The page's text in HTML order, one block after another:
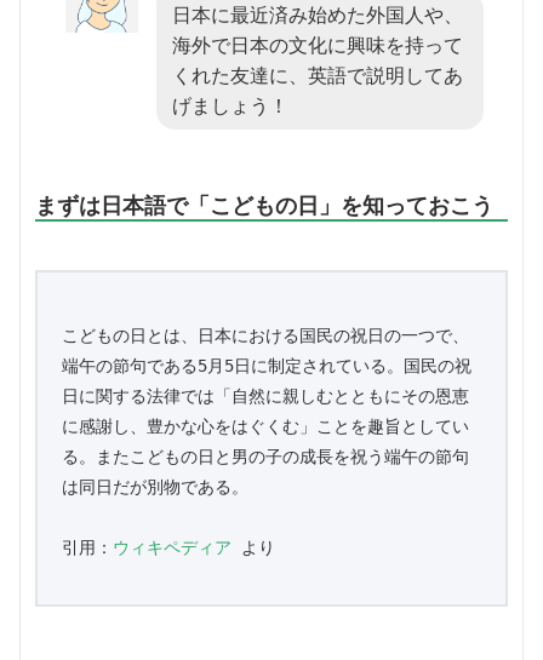
日本に最近済み始めた外国人や、
海外で日本の文化に興味を持って
くれた友達に、英語で説明してあ
げましょう！
まずは日本語で「こどもの日」を知っておこう
こどもの日とは、日本における国民の祝日の一つで、
端午の節句である5月5日に制定されている。国民の祝
日に関する法律では「自然に親しむとともにその恩恵
に感謝し、豊かな心をはぐくむ」ことを趣旨としてい
る。またこどもの日と男の子の成長を祝う端午の節句
は同日だが別物である。
引用： ウィキペディア より